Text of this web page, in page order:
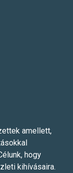
amellett,
hogy
kihívásaira.